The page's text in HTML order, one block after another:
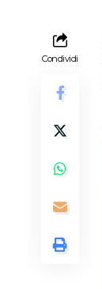
Condividi